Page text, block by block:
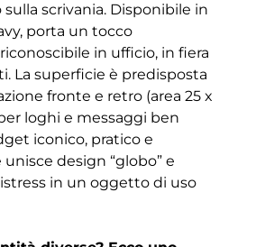
sulla scrivania. Disponibile in
porta un tocco
in ufficio, in fiera
La superficie è predisposta
fronte e retro (area 25 x
loghi e messaggi ben
iconico, pratico e
design “globo” e
in un oggetto di uso